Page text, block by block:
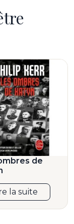
de
la suite